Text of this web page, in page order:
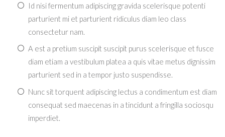
Id nisi fermentum adipiscing gravida scelerisque potenti
parturient mi et parturient ridiculus diam leo class
consectetur nam.
A est a pretium suscipit suscipit purus scelerisque et fusce
diam etiam a vestibulum platea a quis vitae metus dignissim
parturient sed in a tempor justo suspendisse.
Nunc sit torquent adipiscing lectus a condimentum est diam
consequat sed maecenas in a tincidunt a fringilla sociosqu
imperdiet.